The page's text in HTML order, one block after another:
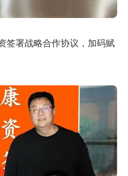
签署战略合作协议，加码赋